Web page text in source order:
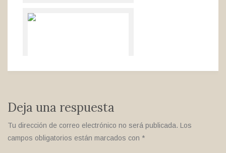
Deja una respuesta
Tu dirección de correo electrónico no será publicada. Los
campos obligatorios están marcados con *